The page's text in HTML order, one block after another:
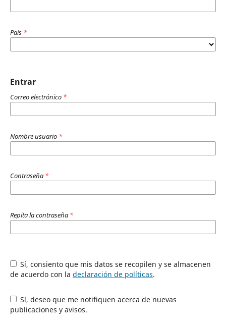
País *
Entrar
Correo electrónico *
Nombre usuario *
Contraseña *
Repita la contraseña *
Sí, consiento que mis datos se recopilen y se almacenen
de acuerdo con la declaración de políticas.
Sí, deseo que me notifiquen acerca de nuevas
publicaciones y avisos.